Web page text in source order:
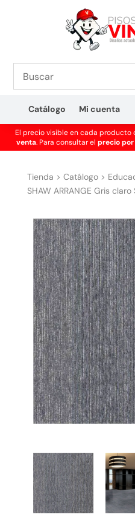
Catálogo Mi cuenta
El precio visible en cada
venta. Para consultar el precio por
Tienda > Catálogo>
SHAW ARRANGE Gris claro